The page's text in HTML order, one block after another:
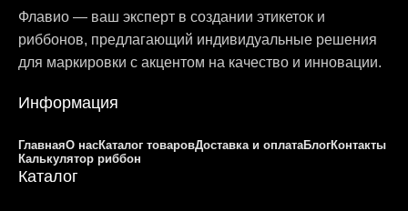
Флавио — ваш эксперт в создании этикеток и
риббонов, предлагающий индивидуальные решения
для маркировки с акцентом на качество и инновации.
Информация
ГлавнаяО насКаталог товаровДоставка и оплатаБлогКонтакты
Калькулятор риббон
Каталог